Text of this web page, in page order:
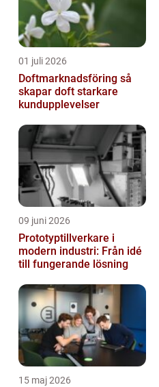
01 juli 2026
Doftmarknadsföring så
skapar doft starkare
kundupplevelser
09 juni 2026
Prototyptillverkare i
modern industri: Från idé
till fungerande lösning
15 maj 2026